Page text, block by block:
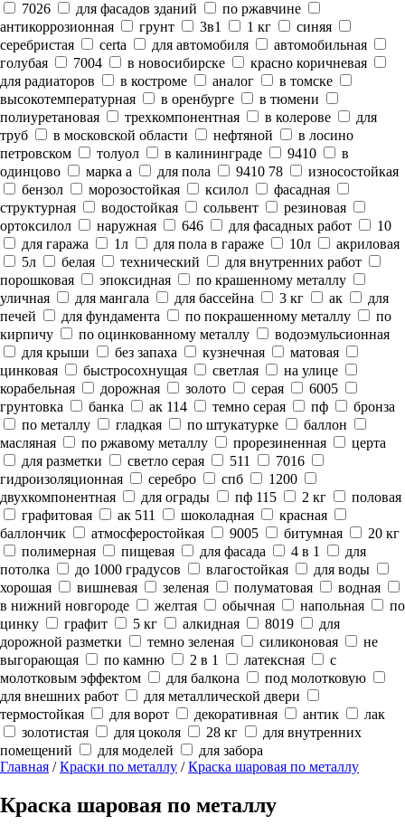
7026
для фасадов зданий
по ржавчине
антикоррозионная
грунт 3в1 1 кг
синяя
серебристая
certa для автомобиля
автомобильная
голубая
7004 в новосибирске
красно коричневая
для радиаторов
в костроме аналог
в томске
высокотемпературная
в оренбурге
в тюмени
полиуретановая
трехкомпонентная в колерове
для
труб
в московской области нефтяной
в лосино
петровском
толуол в калининграде 9410
в
одинцово
марка а для пола 9410 78
износостойкая
бензол
морозостойкая ксилол
фасадная
структурная
водостойкая сольвент
резиновая
ортоксилол
наружная 646 для фасадных работ
10
для гаража
1л для пола в гараже 10л
акриловая
5л
белая технический
для внутренних работ
порошковая
эпоксидная
по крашенному металлу
уличная
для мангала для бассейна 3 кг ак
для
печей
для фундамента по покрашенному металлу
по
кирпичу
по оцинкованному металлу
водоэмульсионная
для крыши
без запаха кузнечная
матовая
цинковая
быстросохнущая светлая
на улице
корабельная
дорожная золото серая
6005
грунтовка
банка ак 114 темно серая пф
бронза
по металлу
гладкая по штукатурке
баллон
масляная
по ржавому металлу прорезиненная
церта
для разметки
светло серая 511
7016
гидроизоляционная
серебро спб
1200
двухкомпонентная
для ограды пф 115 2 кг
половая
графитовая
ак 511 шоколадная
красная
баллончик
атмосферостойкая 9005 битумная
20 кг
полимерная
пищевая для фасада 4 в 1
для
потолка
до 1000 градусов влагостойкая
для воды
хорошая
вишневая зеленая полуматовая
водная
в нижний новгороде
желтая обычная напольная
по
цинку
графит 5 кг алкидная 8019
для
дорожной разметки
темно зеленая силиконовая
не
выгорающая
по камню 2 в 1 латексная
с
молотковым эффектом
для балкона
под молотковую
для внешних работ
для металлической двери
термостойкая
для ворот декоративная антик
лак
золотистая
для цоколя 28 кг
для внутренних
помещений
для моделей
для забора
Главная /Краски по металлу /Краска шаровая по металлу
Краска шаровая по металлу